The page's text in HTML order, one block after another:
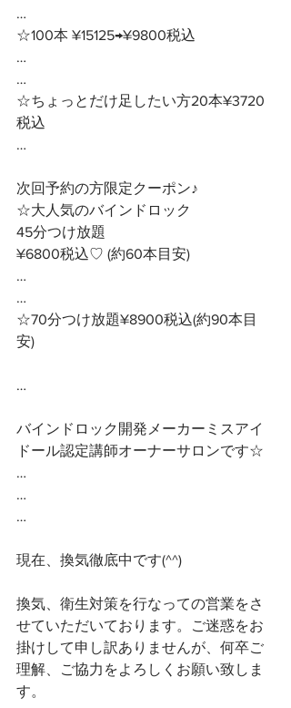
…
☆100本 ¥15125→¥9800税込
…
…
☆ちょっとだけ足したい方20本¥3720
税込
…
次回予約の方限定クーポン♪
☆大人気のバインドロック
45分つけ放題
¥6800税込♡ (約60本目安)
…
…
☆70分つけ放題¥8900税込(約90本目
安)
…
バインドロック開発メーカーミスアイ
ドール認定講師オーナーサロンです☆
…
…
…
現在、換気徹底中です(^^)
換気、衛生対策を行なっての営業をさ
せていただいております。ご迷惑をお
掛けして申し訳ありませんが、何卒ご
理解、ご協力をよろしくお願い致しま
す。